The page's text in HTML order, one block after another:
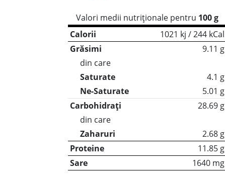
Valori medii nutriționale pentru 100 g
Calorii
1021 kj / 244 kCal
Grăsimi
9.11 g
din care
Saturate
4.1 g
Ne-Saturate
5.01 g
Carbohidrați
28.69 g
din care
Zaharuri
2.68 g
Proteine
11.85 g
Sare
1640 mg